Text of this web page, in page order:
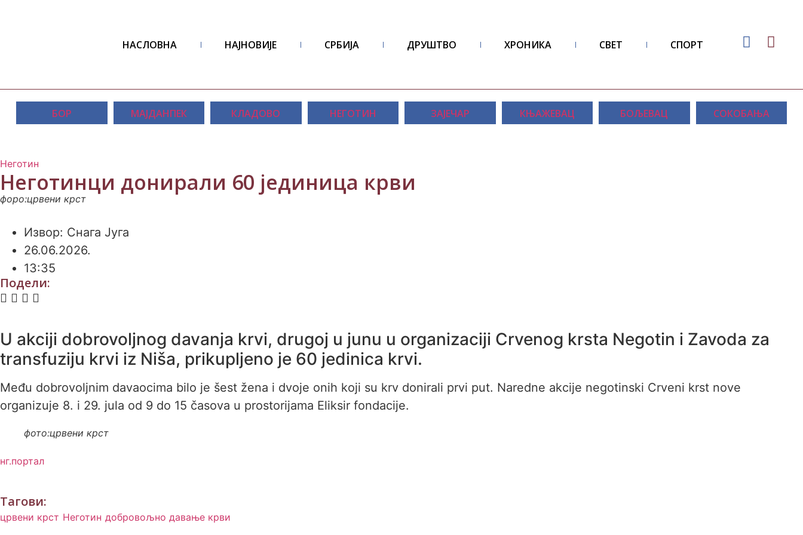
НАСЛОВНА НАЈНОВИЈЕ СРБИЈА ДРУШТВО ХРОНИКА СВЕТ СПОРТ
БОР МАЈДАНПЕК КЛАДОВО НЕГОТИН ЗАЈЕЧАР КЊАЖЕВАЦ БОЉЕВАЦ СОКОБАЊА
Неготин
Неготинци донирали 60 јединица крви
форо:црвени крст
Извор: Снага Југа
26.06.2026.
13:35
Подели:
U akciji dobrovoljnog davanja krvi, drugoj u junu u organizaciji Crvenog krsta Negotin i Zavoda za
transfuziju krvi iz Niša, prikupljeno je 60 jedinica krvi.
Među dobrovoljnim davaocima bilo je šest žena i dvoje onih koji su krv donirali prvi put. Naredne akcije negotinski Crveni krst nove
organizuje 8. i 29. jula od 9 do 15 časova u prostorijama Eliksir fondacije.
фото:црвени крст
нг.портал
Тагови:
црвени крст Неготин добровољно давање крви